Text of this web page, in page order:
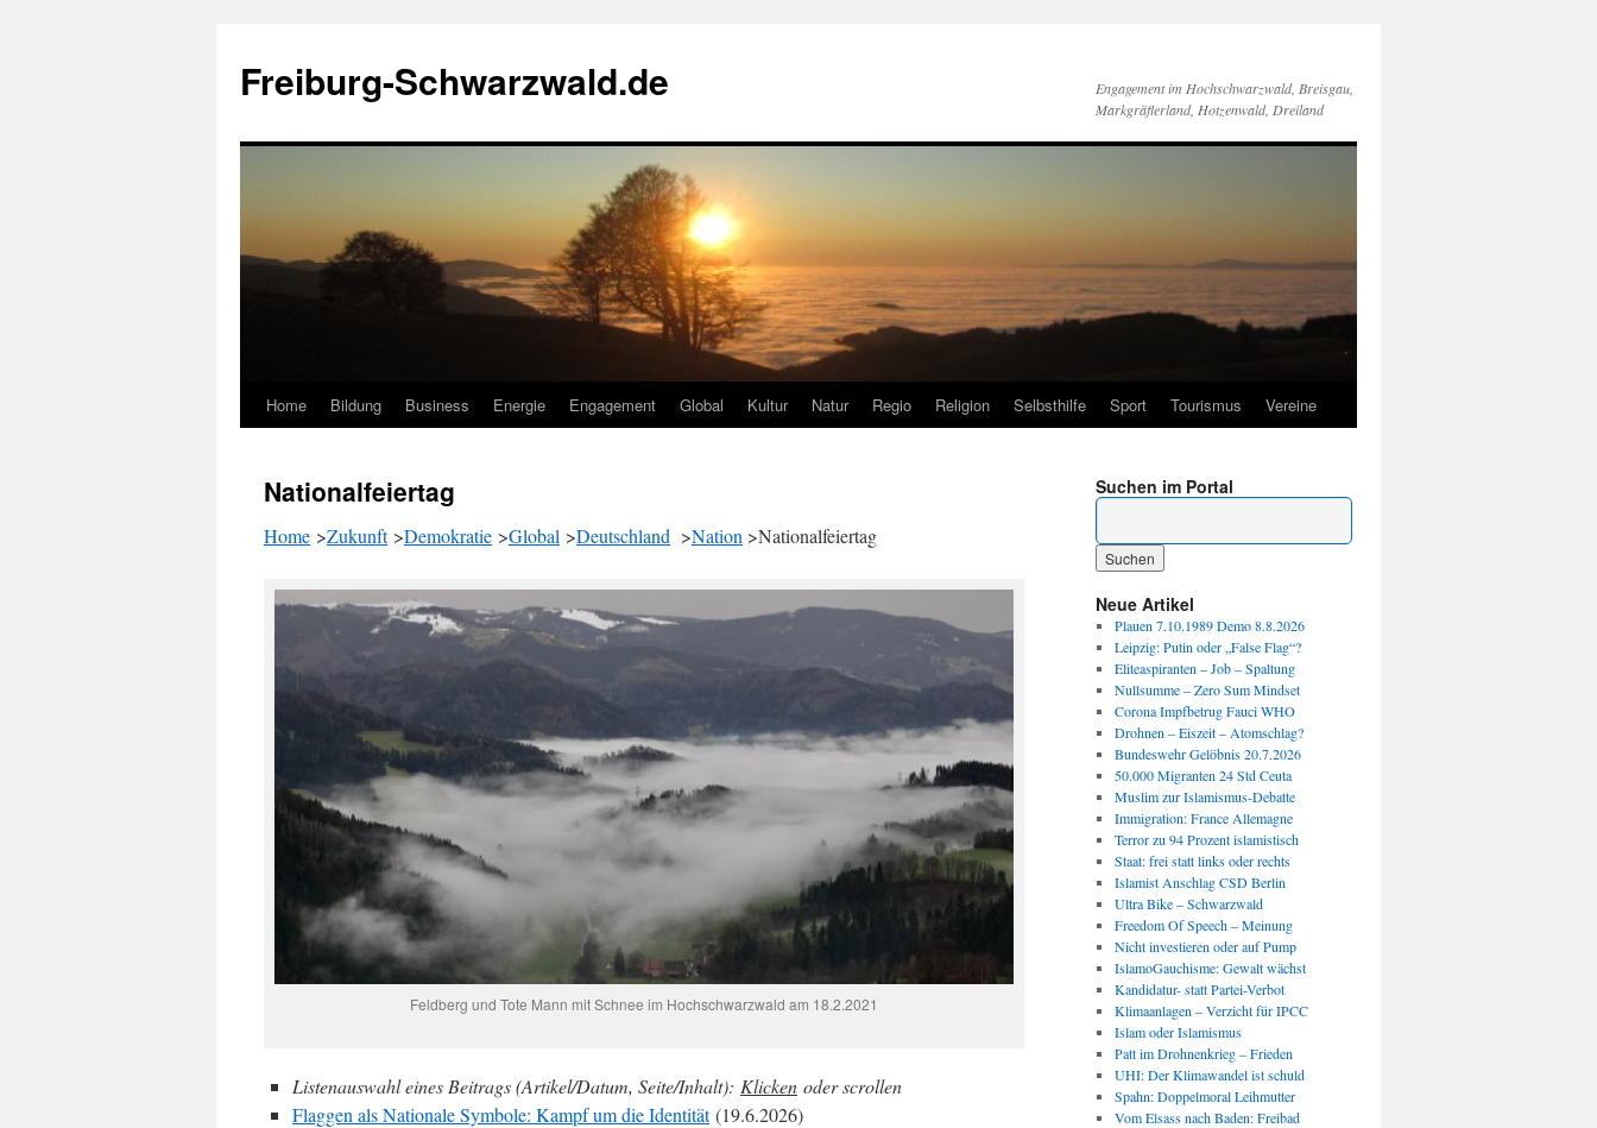
springen
Freiburg-Schwarzwald.de
Engagement im Hochschwarzwald, Breisgau,
Markgräflerland, Hotzenwald, Dreiland
Home Bildung Business Energie Engagement Global Kultur Natur Regio Religion Selbsthilfe Sport Tourismus Vereine
Nationalfeiertag
Home >Zukunft>Demokratie >Global >Deutschland >Nation >Nationalfeiertag
Feldberg und Tote Mann mit Schnee im Hochschwarzwald am 18.2.2021
Listenauswahl eines Beitrags (Artikel/Datum, Seite/Inhalt): Klicken oder scrollen
Flaggen als Nationale Symbole: Kampf um die Identität(19.6.2026)
Suchen im Portal
Neue Artikel
Plauen 7.10.1989 Demo 8.8.2026
Leipzig: Putin oder „False Flag“?
Eliteaspiranten – Job – Spaltung
Nullsumme – Zero Sum Mindset
Corona Impfbetrug Fauci WHO
Drohnen – Eiszeit – Atomschlag?
Bundeswehr Gelöbnis 20.7.2026
50.000 Migranten 24 Std Ceuta
Muslim zur Islamismus-Debatte
Immigration: France Allemagne
Terror zu 94 Prozent islamistisch
Staat: frei statt links oder rechts
Islamist Anschlag CSD Berlin
Ultra Bike – Schwarzwald
Freedom Of Speech – Meinung
Nicht investieren oder auf Pump
IslamoGauchisme: Gewalt wächst
Kandidatur- statt Partei-Verbot
Klimaanlagen – Verzicht für IPCC
Islam oder Islamismus
Patt im Drohnenkrieg – Frieden
UHI: Der Klimawandel ist schuld
Spahn: Doppelmoral Leihmutter
Vom Elsass nach Baden: Freibad